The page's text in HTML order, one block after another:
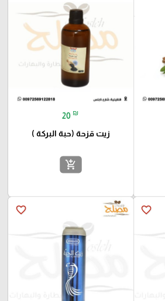
20 ₪
زيت قزحة (حبة البركة )
add_shopping_cart
favorite_border
favorite_border